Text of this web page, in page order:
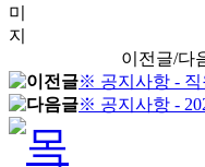
미
지
이전글/다
※ 공지사항 - 직
※ 공지사항 -